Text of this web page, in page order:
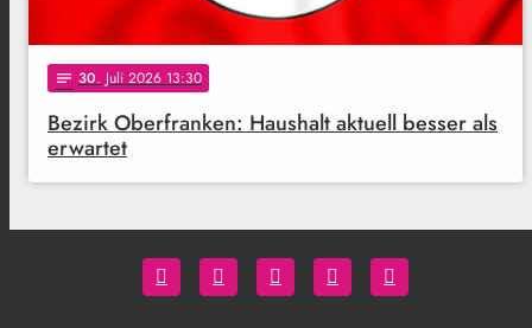
notes 30. Juli 2026 13:30
Bezirk Oberfranken: Haushalt aktuell besser als
erwartet